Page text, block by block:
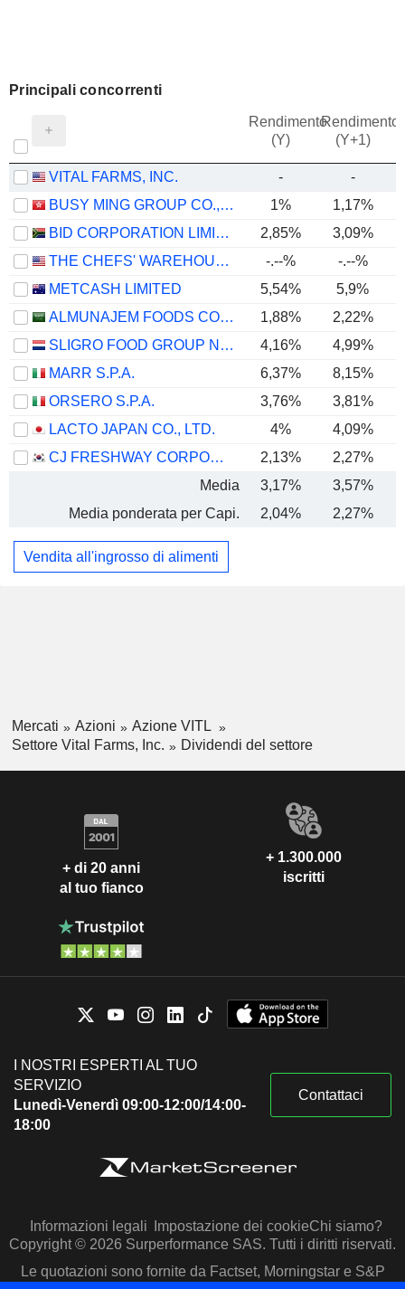
Principali concorrenti
Rendimento
(Y)
Rendimento
(Y+1)
VITAL FARMS, INC. - -
BUSY MING GROUP CO., LTD.
1% 1,17%
BID CORPORATION LIMITED
2,85% 3,09%
THE CHEFS' WAREHOUSE, INC.
-.--% -.--%
METCASH LIMITED
5,54%
5,9%
ALMUNAJEM FOODS COMPANY
1,88%
2,22%
SLIGRO FOOD GROUP N.V.
4,16% 4,99%
MARR S.P.A.
6,37% 8,15%
ORSERO S.P.A.
3,76% 3,81%
LACTO JAPAN CO., LTD.
4%
4,09%
CJ FRESHWAY CORPORATION
2,13%
2,27%
Media
3,17% 3,57%
Media ponderata per Capi.
2,04% 2,27%
Vendita all'ingrosso di alimenti
Mercati Azioni
Azione VITL
Settore Vital Farms, Inc.
Dividendi del settore
+ di 20 anni
al tuo fianco
+ 1.300.000
iscritti
I NOSTRI ESPERTI AL TUO
SERVIZIO
Lunedì-Venerdì 09:00-12:00/14:00-
18:00
Contattaci
Informazioni legali Impostazione dei cookieChi siamo?
Copyright © 2026 Surperformance SAS. Tutti i diritti riservati.
Le quotazioni sono fornite da Factset, Morningstar e S&P